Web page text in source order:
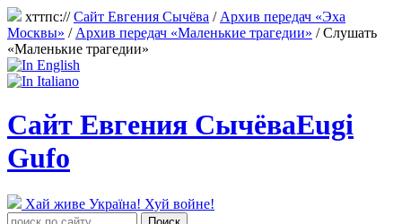
хттпс://Сайт Евгения Сычёва / Архив передач «Эха
Москвы» / Архив передач «Маленькие трагедии» /Слушать
«Маленькие трагедии»
Сайт Евгения СычёваEugi
Gufo
Хай живе Україна! Хуй войне!